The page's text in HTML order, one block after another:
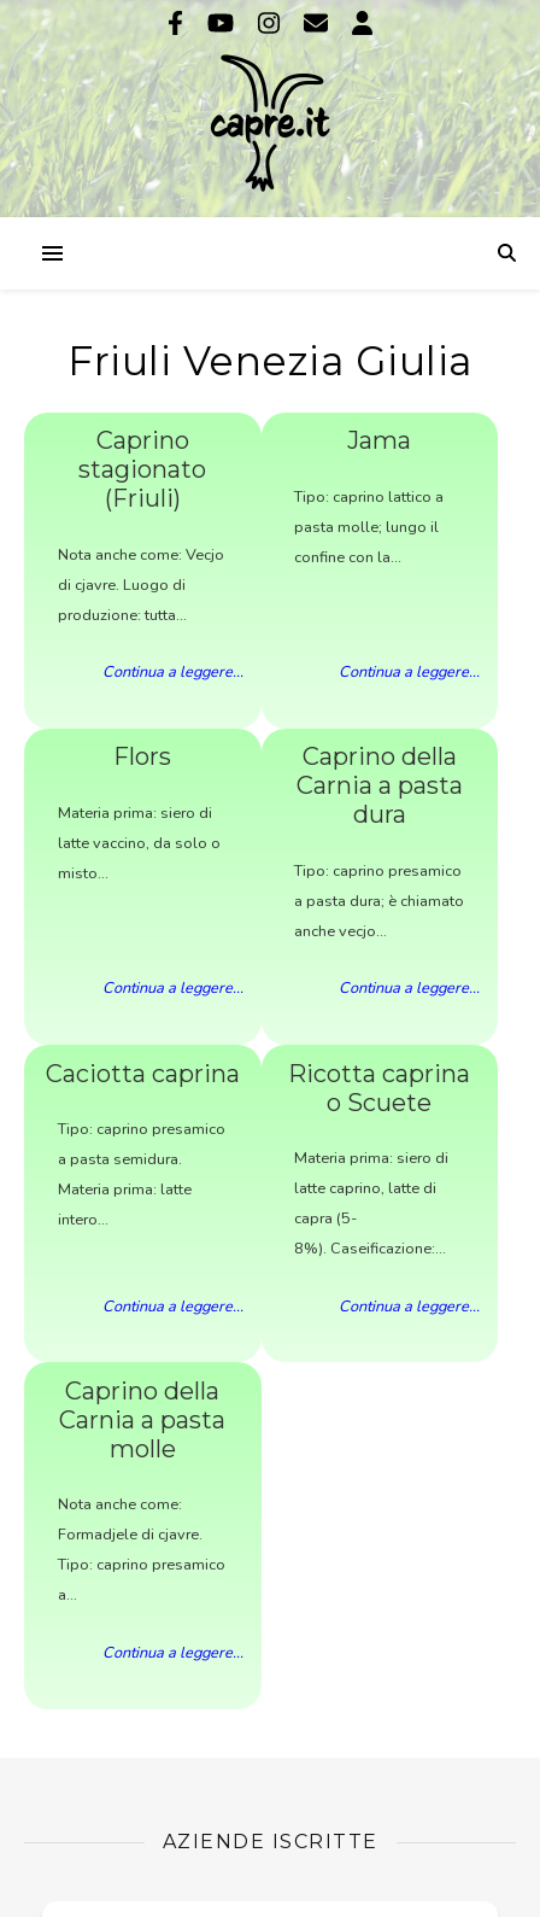
Friuli Venezia Giulia
Caprino
stagionato
(Friuli)
Nota anche come: Vecjo
di cjavre. Luogo di
produzione: tutta...
Continua a leggere...
Jama
Tipo: caprino lattico a
pasta molle; lungo il
confine con la...
Continua a leggere...
Flors
Materia prima: siero di
latte vaccino, da solo o
misto...
Continua a leggere...
Caprino della
Carnia a pasta
dura
Tipo: caprino presamico
a pasta dura; è chiamato
anche vecjo...
Continua a leggere...
Caciotta caprina
Tipo: caprino presamico
a pasta semidura.
Materia prima: latte
intero...
Continua a leggere...
Ricotta caprina
o Scuete
Materia prima: siero di
latte caprino, latte di
capra (5-
8%). Caseificazione:...
Continua a leggere...
Caprino della
Carnia a pasta
molle
Nota anche come:
Formadjele di cjavre.
Tipo: caprino presamico
a...
Continua a leggere...
AZIENDE ISCRITTE